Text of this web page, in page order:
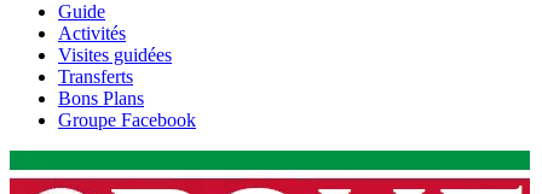
Guide
Activités
Visites guidées
Transferts
Bons Plans
Groupe Facebook